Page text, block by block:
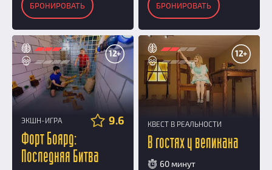
БРОНИРОВАТЬ БРОНИРОВАТЬ
12+
ЭКШН-ИГРА 9.6
Форт Боярд:
Последняя Битва
12+
КВЕСТ В РЕАЛЬНОСТИ
В гостях у великана
60 минут